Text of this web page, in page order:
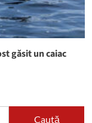
găsit un caiac